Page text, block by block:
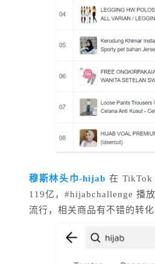
穆斯林头巾-hijab 在 TikTok
119亿，#hijabchallenge 播
流行，相关商品有不错的转化